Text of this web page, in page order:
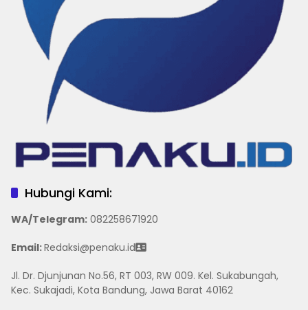
Hubungi Kami:
WA/Telegram: 082258671920
Email:Redaksi@penaku.id
Jl. Dr. Djunjunan No.56, RT 003, RW 009. Kel. Sukabungah,
Kec. Sukajadi, Kota Bandung, Jawa Barat 40162